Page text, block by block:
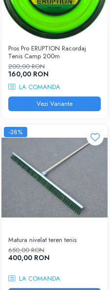
Pros Pro ERUPTION Racordaj
Tenis Camp 200m
200,00 RON
160,00 RON
LA COMANDA
Vezi Variante
-38%
Matura nivelat teren tenis
650,00 RON
400,00 RON
LA COMANDA